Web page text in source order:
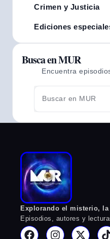
Crimen y Justicia
Ediciones
Busca en MUR
Encuentra
Explorando el misterio,
Episodios, autores y